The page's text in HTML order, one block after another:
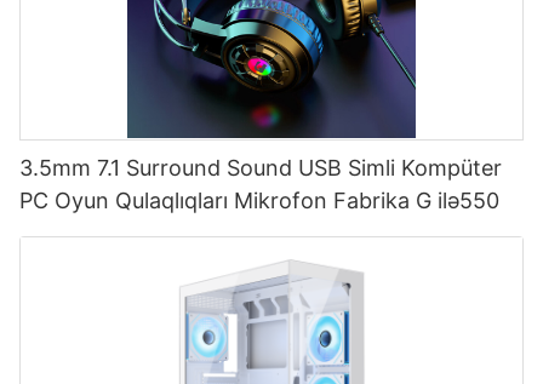
3.5mm 7.1 Surround Sound USB Simli Kompüter
PC Oyun Qulaqlıqları Mikrofon Fabrika G ilə550